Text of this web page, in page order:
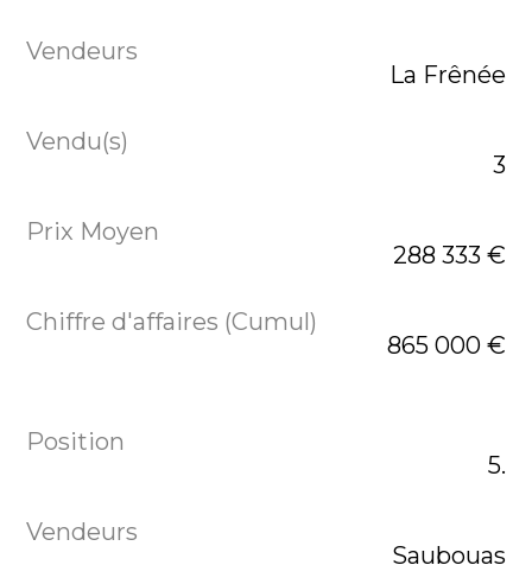
La Frênée
3
288 333 €
865 000 €
5.
Saubouas